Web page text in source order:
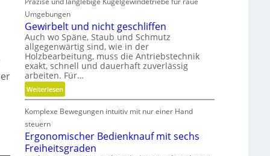
r
m
a
t
u
r
e
n
t
e
n
i
n
s
t
s
t
o
f
f
b
ä
l
Umgebungen
Gewirbelt und nicht geschliffen
Auch wo Späne, Staub und Schmutz
allgegenwärtig sind, wie in der
Holzbearbeitung, muss die Antriebstechnik
exakt, schnell und dauerhaft zuverlässig
arbeiten. Für…
Weiterlesen:
G
e
i
r
Komplexe Bewegungen intuitiv mit nur einer Hand
steuern
Ergonomischer Bedienknauf mit sechs
Freiheitsgraden